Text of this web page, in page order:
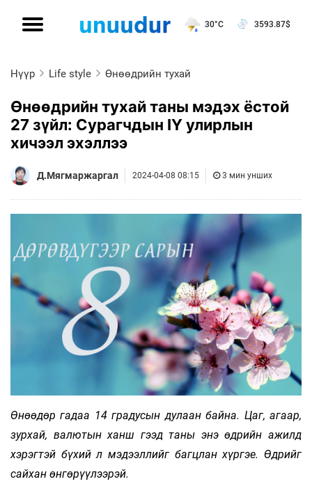
30°C 3593.87$
Нүүр Life style Өнөөдрийн тухай
Өнөөдрийн тухай таны мэдэх ёстой
27 зүйл: Сурагчдын IY улирлын
хичээл эхэллээ
Д.Мягмаржаргал 2024-04-08 08:15 3 мин унших
Өнөөдөр гадаа 14 градусын дулаан байна. Цаг, агаар,
зурхай, валютын ханш гээд таны энэ өдрийн ажилд
хэрэгтэй бүхий л мэдээллийг багцлан хүргэе. Өдрийг
сайхан өнгөрүүлээрэй.